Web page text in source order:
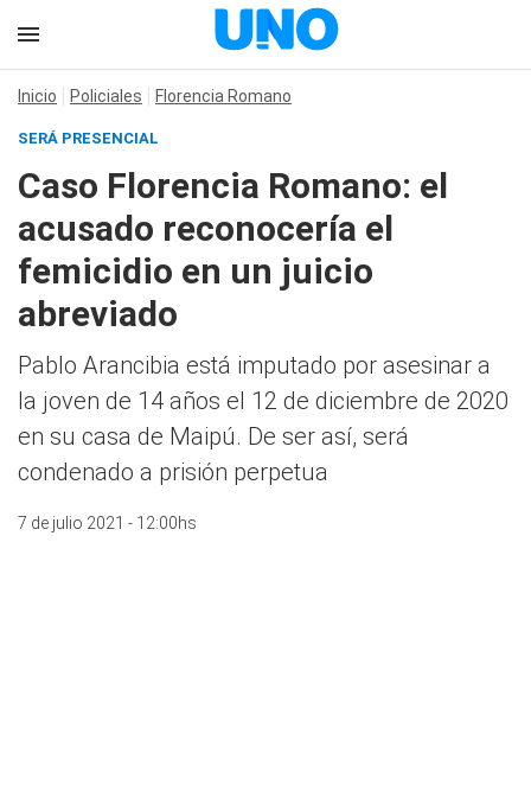
Inicio Policiales Florencia Romano
SERÁ PRESENCIAL
Caso Florencia Romano: el
acusado reconocería el
femicidio en un juicio
abreviado
Pablo Arancibia está imputado por asesinar a
la joven de 14 años el 12 de diciembre de 2020
en su casa de Maipú. De ser así, será
condenado a prisión perpetua
7 de julio 2021 - 12:00hs